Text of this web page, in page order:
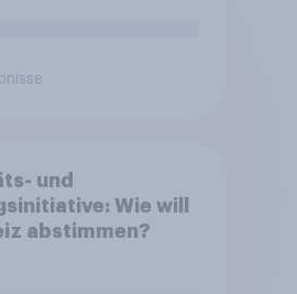
und
Wie will
abstimmen?